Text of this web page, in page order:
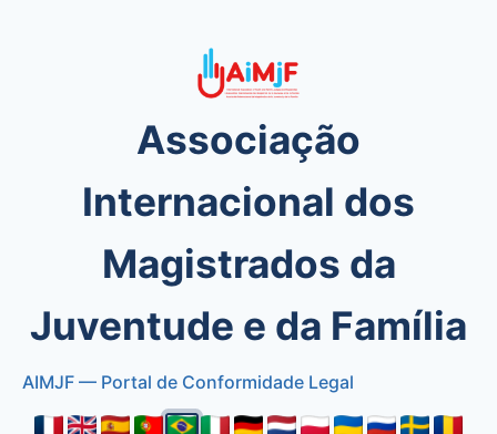
Associação
Internacional dos
Magistrados da
Juventude e da Família
AIMJF — Portal de Conformidade Legal